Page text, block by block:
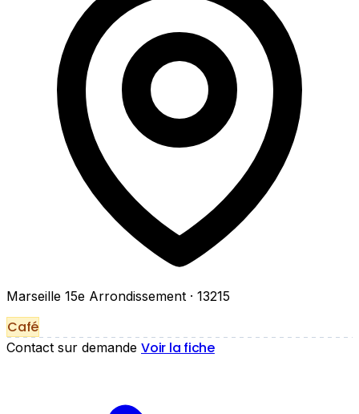
Marseille 15e Arrondissement · 13215
Café
Contact sur demande Voir la fiche